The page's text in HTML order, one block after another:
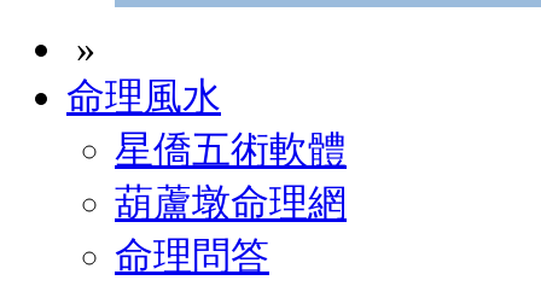
»
命理風水
星僑五術軟體
葫蘆墩命理網
命理問答